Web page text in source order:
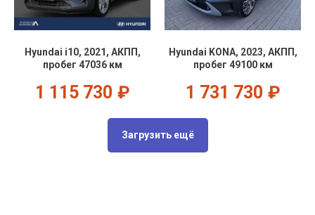
Hyundai i10, 2021, АКПП,
пробег 47036 км
1 115 730 ₽
Hyundai KONA, 2023, АКПП,
пробег 49100 км
1 731 730 ₽
Загрузить ещё